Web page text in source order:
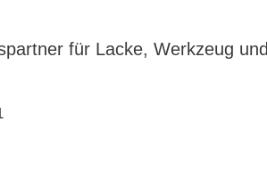
für Lacke, Werkzeug und